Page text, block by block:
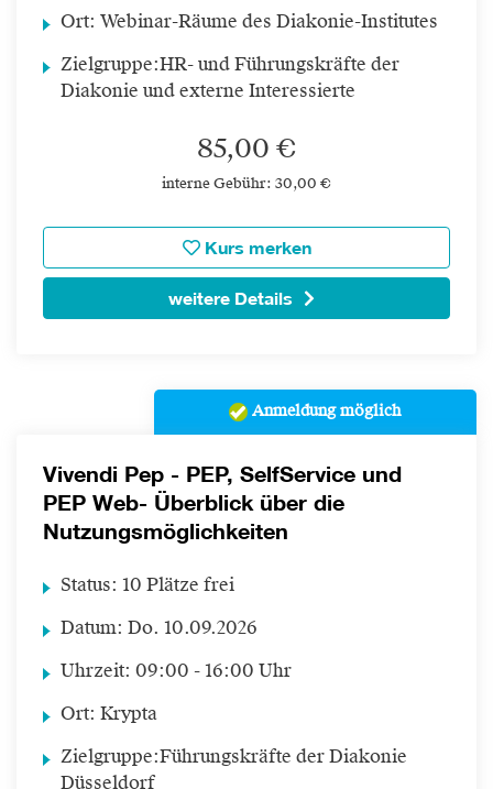
Ort: Webinar-Räume des Diakonie-Institutes
Zielgruppe:HR- und Führungskräfte der
Diakonie und externe Interessierte
85,00 €
interne Gebühr: 30,00 €
Kurs merken
weitere Details
Anmeldung möglich
Vivendi Pep - PEP, SelfService und
PEP Web- Überblick über die
Nutzungsmöglichkeiten
Status: 10 Plätze frei
Datum: Do. 10.09.2026
Uhrzeit: 09:00 - 16:00 Uhr
Ort: Krypta
Zielgruppe:Führungskräfte der Diakonie
Düsseldorf